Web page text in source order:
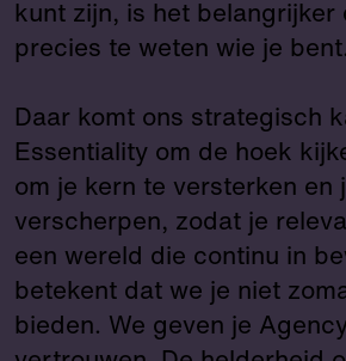
kunt zijn, is het belangrijker
precies te weten wie je bent.
Daar komt ons strategisch
Essentiality om de hoek
om je kern te versterken en
verscherpen, zodat je
een wereld die continu in
betekent dat we je niet
bieden. We geven je